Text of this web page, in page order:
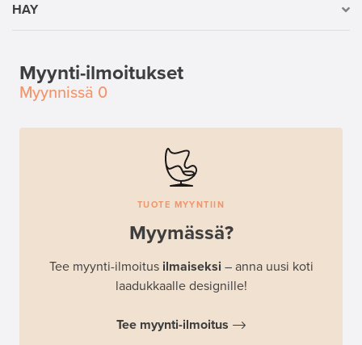
HAY
Myynti-ilmoitukset
Myynnissä 0
TUOTE MYYNTIIN
Myymässä?
Tee myynti-ilmoitus ilmaiseksi – anna uusi koti
laadukkaalle designille!
Tee myynti-ilmoitus